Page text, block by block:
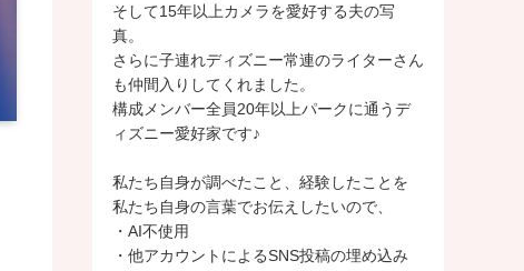
そして15年以上カメラを愛好する夫の写
真。
さらに子連れディズニー常連のライターさん
も仲間入りしてくれました。
構成メンバー全員20年以上パークに通うデ
ィズニー愛好家です♪
私たち自身が調べたこと、経験したことを
私たち自身の言葉でお伝えしたいので、
・AI不使用
・他アカウントによるSNS投稿の埋め込み